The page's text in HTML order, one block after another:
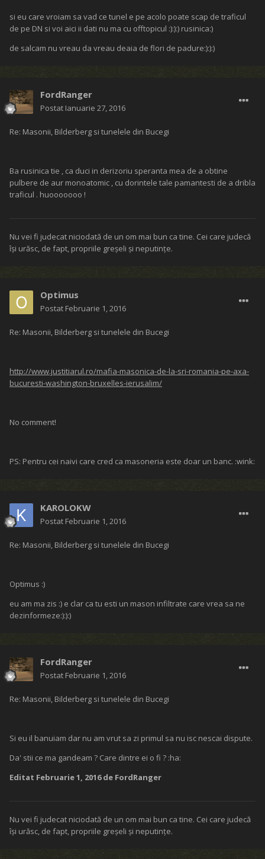
si eu care vroiam sa vad ce tunel e pe acolo poate scap de traficul
de pe DN si voi aici ii dati nu ma cu offtopicul :):):) rusinica:)
de salcam nu vreau da vreau deaia de flori de padure:):):)
FordRanger
Postat Ianuarie 27, 2016
Re: Masonii, Bilderberg si tunelele din Bucegi
Ba rusinica tie , ca duci in derizoriu speranta mea de a obtine
pulbere de aur monoatomic , cu dorintele tale pamantesti de a dribla
traficul . huooooooo !
Nu vei fi judecat niciodată de un om mai bun ca tine. Cei care judecă
îşi urăsc, de fapt, propriile greşeli şi neputinţe.
Optimus
Postat Februarie 1, 2016
Re: Masonii, Bilderberg si tunelele din Bucegi
http://www.justitiarul.ro/mafia-masonica-de-la-sri-romania-pe-axa-
bucuresti-washington-bruxelles-ierusalim/
No comment!
PS: Pentru cei naivi care cred ca masoneria este doar un banc. :wink:
KAROLOKW
Postat Februarie 1, 2016
Re: Masonii, Bilderberg si tunelele din Bucegi
Optimus :)
eu am ma zis :) e clar ca tu esti un mason infiltrate care vrea sa ne
dezinformeze:):):)
FordRanger
Postat Februarie 1, 2016
Re: Masonii, Bilderberg si tunelele din Bucegi
Si eu il banuiam dar nu am vrut sa zi primul sa nu isc nescai dispute.
Da' stii ce ma gandeam ? Care dintre ei o fi ? :ha:
Editat Februarie 1, 2016de FordRanger
Nu vei fi judecat niciodată de un om mai bun ca tine. Cei care judecă
îşi urăsc, de fapt, propriile greşeli şi neputinţe.